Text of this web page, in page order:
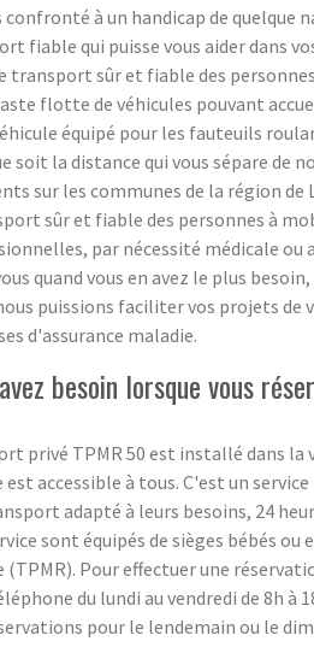
confronté à un handicap de
fiable qui puisse vous aider dans
transport sûr et fiable des
flotte de véhicules pouvant
équipé pour les fauteuils
soit la distance qui vous sépare de
sur les communes de la région
sûr et fiable des personnes à
par nécessité médicale ou
quand vous en avez le plus
puissions faciliter vos projets
d'assurance maladie.
besoin lorsque vous
privé TPMR 50 est installé dans la
est accessible à tous. C'est un
adapté à leurs besoins, 24
sont équipés de sièges bébés
Pour effectuer une
du lundi au vendredi de 8h à
pour le lendemain ou le